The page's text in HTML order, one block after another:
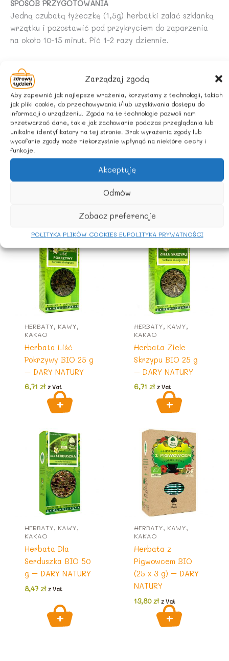
Zarządzaj zgodą
Aby zapewnić jak najlepsze wrażenia, korzystamy z technologii, takich
jak pliki cookie, do przechowywania i/lub uzyskiwania dostępu do
informacji o urządzeniu. Zgoda na te technologie pozwoli nam
przetwarzać dane, takie jak zachowanie podczas przeglądania lub
unikalne identyfikatory na tej stronie. Brak wyrażenia zgody lub
wycofanie zgody może niekorzystnie wpłynąć na niektóre cechy i
funkcje.
Akceptuję
Odmów
Zobacz preferencje
POLITYKA PLIKÓW COOKIES EUPOLITYKA PRYWATNOŚCI
SPOSÓB PRZYGOTOWANIA
Jedną czubatą łyżeczkę (1,5g) herbatki zalać szklanką
wrzątku i pozostawić pod przykryciem do zaparzenia
na około 10-15 minut. Pić 1-2 razy dziennie.
Nie należy przekraczać zalecanej porcji do spożycia w
ciągu dnia. Suplement diety nie może być stosowany
jako substytut (zaminnik) zróżnicowanej diety. Nie
należy stosować suplementu w trakcie ciąży i podczas
karmienia.
ZALECANE WARUNKI PRZECHOWYWANIA
Przechowywać w sposób niedostępny dla małych dzieci.
HERBATY, KAWY,
KAKAO
Herbata Liść
Pokrzywy BIO 25 g
– DARY NATURY
6,71 zł z Vat
HERBATY, KAWY,
KAKAO
Herbata Ziele
Skrzypu BIO 25 g
– DARY NATURY
6,71 zł z Vat
HERBATY, KAWY,
KAKAO
Herbata Dla
Serduszka BIO 50
g – DARY NATURY
8,47zł z Vat
HERBATY, KAWY,
KAKAO
Herbata z
Pigwowcem BIO
(25 x 3 g) – DARY
NATURY
13,80zł z Vat